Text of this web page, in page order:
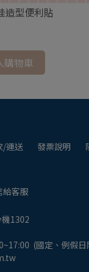
造型便利貼
購物車
/運送 發票說明
給客服
1302
(國定、例假